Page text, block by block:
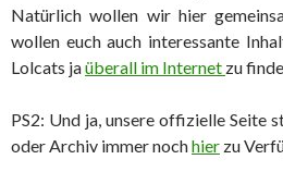
Natürlich wollen wir hier
wollen euch auch interessante
Lolcats jaüberall im Internet zu
PS2: Und ja, unsere offizielle Seite
oder Archiv immer nochhier zu